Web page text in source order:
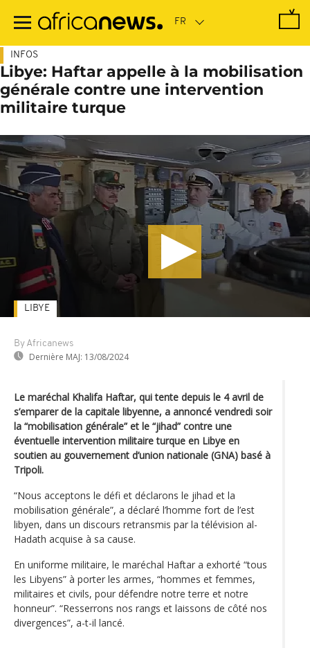
contenu
INFOS
Libye: Haftar appelle à la mobilisation
générale contre une intervention
militaire turque
By Africanews
Dernière MAJ: 13/08/2024
LIBYE
Le maréchal Khalifa Haftar, qui tente depuis le 4 avril de
s’emparer de la capitale libyenne, a annoncé vendredi soir
la “mobilisation générale” et le “jihad” contre une
éventuelle intervention militaire turque en Libye en
soutien au gouvernement d’union nationale (GNA) basé à
Tripoli.
“Nous acceptons le défi et déclarons le jihad et la
mobilisation générale”, a déclaré l’homme fort de l’est
libyen, dans un discours retransmis par la télévision al-
Hadath acquise à sa cause.
En uniforme militaire, le maréchal Haftar a exhorté “tous
les Libyens” à porter les armes, “hommes et femmes,
militaires et civils, pour défendre notre terre et notre
honneur”. “Resserrons nos rangs et laissons de côté nos
divergences”, a-t-il lancé.